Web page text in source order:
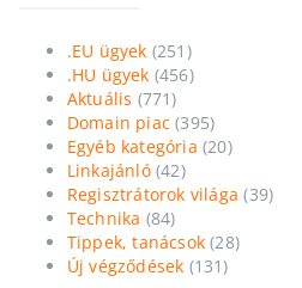
.EU ügyek (251)
.HU ügyek (456)
Aktuális (771)
Domain piac (395)
Egyéb kategória (20)
Linkajánló(42)
Regisztrátorok világa (39)
Technika (84)
Tippek, tanácsok (28)
Új végződések (131)